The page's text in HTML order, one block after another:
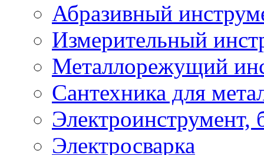
Абразивный
Измерительный
Металлорежущий
Сантехника для
Электроинструмент,
Электросварка